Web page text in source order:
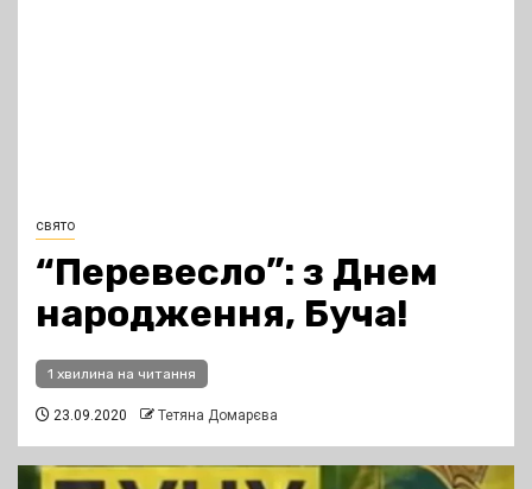
свято
“Перевесло”: з Днем
народження, Буча!
1 хвилина на читання
23.09.2020 Тетяна Домарєва